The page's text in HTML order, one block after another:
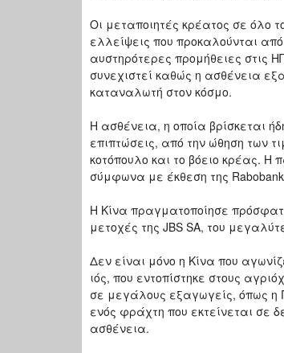
Οι μεταποιητές κρέατος σε όλο
ελλείψεις που προκαλούνται
αυστηρότερες προμήθειες στις
συνεχιστεί καθώς η ασθένεια
καταναλωτή στον κόσμο.
Η ασθένεια, η οποία βρίσκεται
επιπτώσεις, από την ώθηση των
κοτόπουλο και το βόειο κρέας.
σύμφωνα με έκθεση της
Η Κίνα πραγματοποίησε
μετοχές της JBS SA, του
Δεν είναι μόνο η Κίνα που
ιός, που εντοπίστηκε στους
σε μεγάλους εξαγωγείς, όπως η
ενός φράχτη που εκτείνεται σε
ασθένεια.